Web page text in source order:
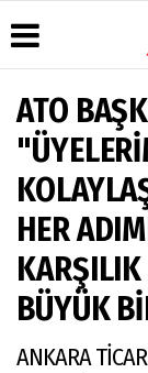
Üye Paneli
Haber
Arşivi
Dergi
Arşivi
Günün
Haberleri
ATO
HER
BÜYÜK
ANKARA